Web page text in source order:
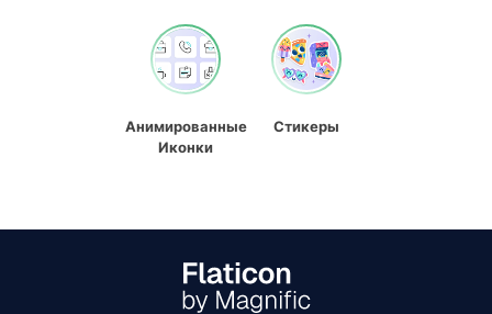
Анимированные
Иконки
Стикеры